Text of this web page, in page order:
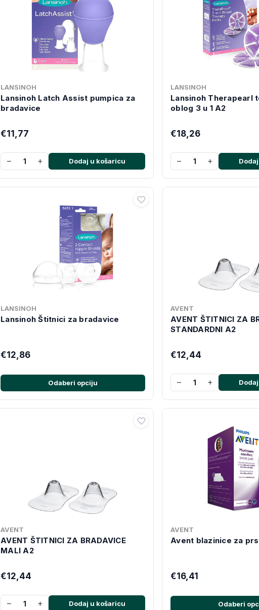
LANSINOH
Lansinoh Latch Assist pumpica za
bradavice
€11,77
− + Dodaj u košaricu
LANSINOH
Lansinoh Therapearl
oblog 3 u 1 A2
€18,26
− +
LANSINOH
Lansinoh Štitnici za bradavice
€12,86
Odaberi opciju
AVENT
AVENT ŠTITNICI ZA
STANDARDNI A2
€12,44
− +
AVENT
AVENT ŠTITNICI ZA BRADAVICE
MALI A2
€12,44
− + Dodaj u košaricu
AVENT
Avent blazinice za
€16,41
Odaberi